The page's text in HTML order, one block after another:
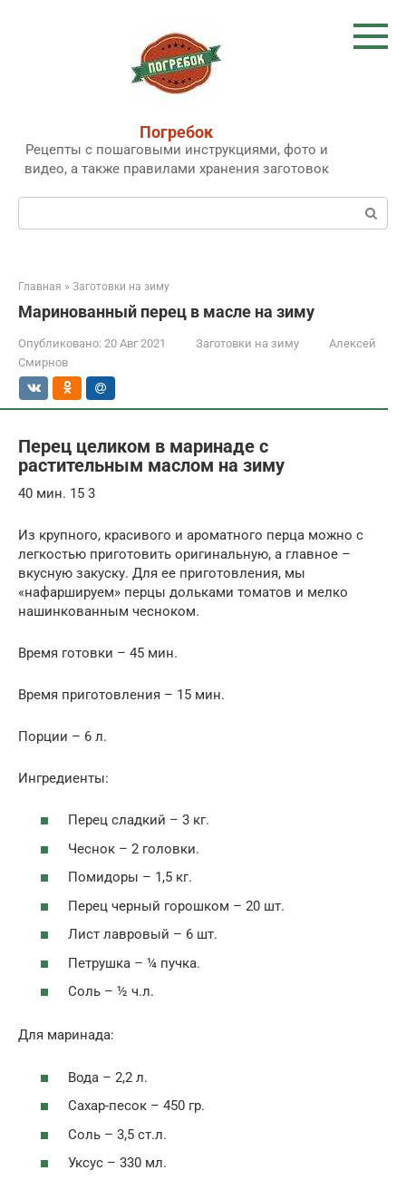
Погребок
Рецепты с пошаговыми инструкциями, фото и
видео, а также правилами хранения заготовок
Поиск:
Главная » Заготовки на зиму
Маринованный перец в масле на зиму
Опубликовано: 20 Авг 2021 Заготовки на зиму
Алексей
Смирнов
Перец целиком в маринаде с
растительным маслом на зиму
40 мин. 15 3
Из крупного, красивого и ароматного перца можно с
легкостью приготовить оригинальную, а главное –
вкусную закуску. Для ее приготовления, мы
«нафаршируем» перцы дольками томатов и мелко
нашинкованным чесноком.
Время готовки – 45 мин.
Время приготовления – 15 мин.
Порции – 6 л.
Ингредиенты:
Перец сладкий – 3 кг.
Чеснок – 2 головки.
Помидоры – 1,5 кг.
Перец черный горошком – 20 шт.
Лист лавровый – 6 шт.
Петрушка – ¼ пучка.
Соль – ½ ч.л.
Для маринада:
Вода – 2,2 л.
Сахар-песок – 450 гр.
Соль – 3,5 ст.л.
Уксус – 330 мл.